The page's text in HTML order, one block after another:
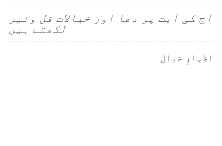
آج کی آیت پر دعا اور خیالات فل وئیر
لکھتے ہیں
اظہارِ خیال